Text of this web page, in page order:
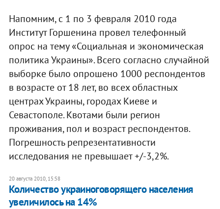
Напомним, с 1 по 3 февраля 2010 года
Институт Горшенина провел телефонный
опрос на тему «Социальная и экономическая
политика Украины». Всего согласно случайной
выборке было опрошено 1000 респондентов
в возрасте от 18 лет, во всех областных
центрах Украины, городах Киеве и
Севастополе. Квотами были регион
проживания, пол и возраст респондентов.
Погрешность репрезентативности
исследования не превышает +/-3,2%.
20 августа 2010, 15:58
Количество украиноговорящего населения
увеличилось на 14%